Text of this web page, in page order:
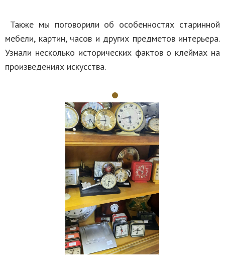
Также мы поговорили об особенностях старинной
мебели, картин, часов и других предметов интерьера.
Узнали несколько исторических фактов о клеймах на
произведениях искусства.